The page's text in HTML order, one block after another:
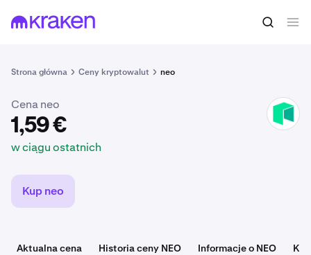
Strona główna Ceny kryptowalut neo
1,59 € Kup NEO
Cena neo
1,59 €
w ciągu ostatnich
Kup neo
Aktualna cena Historia ceny NEO Informacje o NEO